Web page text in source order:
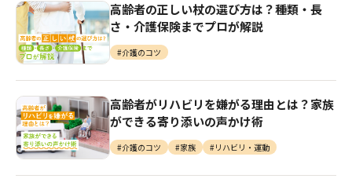
⾼齢者の正しい杖の選び⽅は？種類・⻑
さ・介護保険までプロが解説
#介護のコツ
高齢者がリハビリを嫌がる理由とは？家族
ができる寄り添いの声かけ術
#介護のコツ #家族 #リハビリ・運動